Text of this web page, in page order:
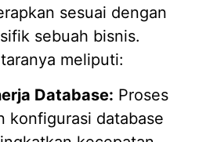
sesuai dengan
sebuah bisnis.
meliputi:
Database: Proses
konfigurasi database